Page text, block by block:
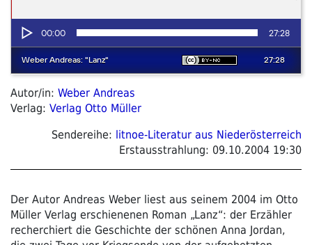
Autor/in: Weber Andreas
Verlag: Verlag Otto Müller
Sendereihe: litnoe-Literatur aus Niederösterreich
Erstausstrahlung: 09.10.2004 19:30
Der Autor Andreas Weber liest aus seinem 2004 im Otto
Müller Verlag erschienenen Roman „Lanz“: der Erzähler
recherchiert die Geschichte der schönen Anna Jordan,